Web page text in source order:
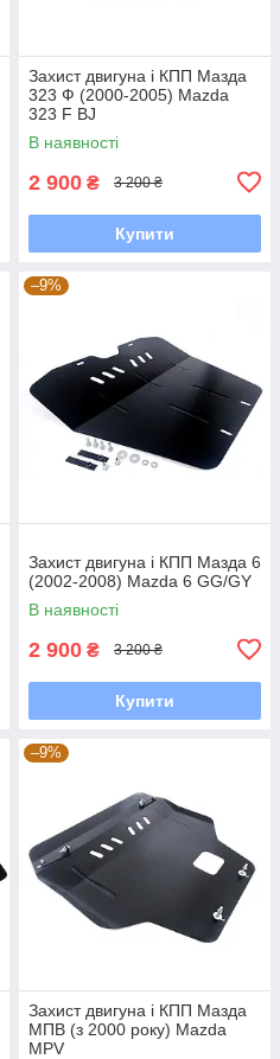
Захист двигуна і КПП Мазда
323 Ф (2000-2005) Mazda
323 F BJ
В наявності
2 900 ₴ 3 200 ₴
Купити
–9%
Захист двигуна і КПП Мазда 6
(2002-2008) Mazda 6 GG/GY
В наявності
2 900 ₴ 3 200 ₴
Купити
–9%
Захист двигуна і КПП Мазда
МПВ (з 2000 року) Mazda
MPV